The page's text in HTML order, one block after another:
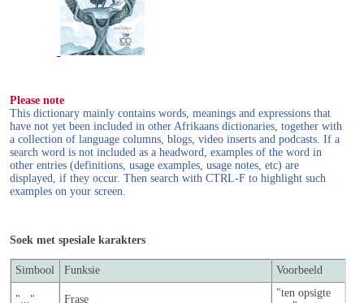
Please note
This dictionary mainly contains words, meanings and expressions that
have not yet been included in other Afrikaans dictionaries, together with
a collection of language columns, blogs, video inserts and podcasts. If a
search word is not included as a headword, examples of the word in
other entries (definitions, usage examples, usage notes, etc) are
displayed, if they occur. Then search with CTRL-F to highlight such
examples on your screen.
Soek met spesiale karakters
Simbool Funksie Voorbeeld
"..." Frase
"ten opsigte